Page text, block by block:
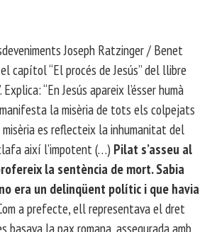
Joseph Ratzinger / Benet
capítol “El procés de Jesús” del llibre
“En Jesús apareix l’ésser humà
la misèria de tots els colpejats
es reflecteix la inhumanitat del
així l’impotent (…) Pilat s’asseu al
la sentència de mort. Sabia
era un delinqüent polític i que havia
a prefecte, ell representava el dret
basava la pax romana, assegurada amb